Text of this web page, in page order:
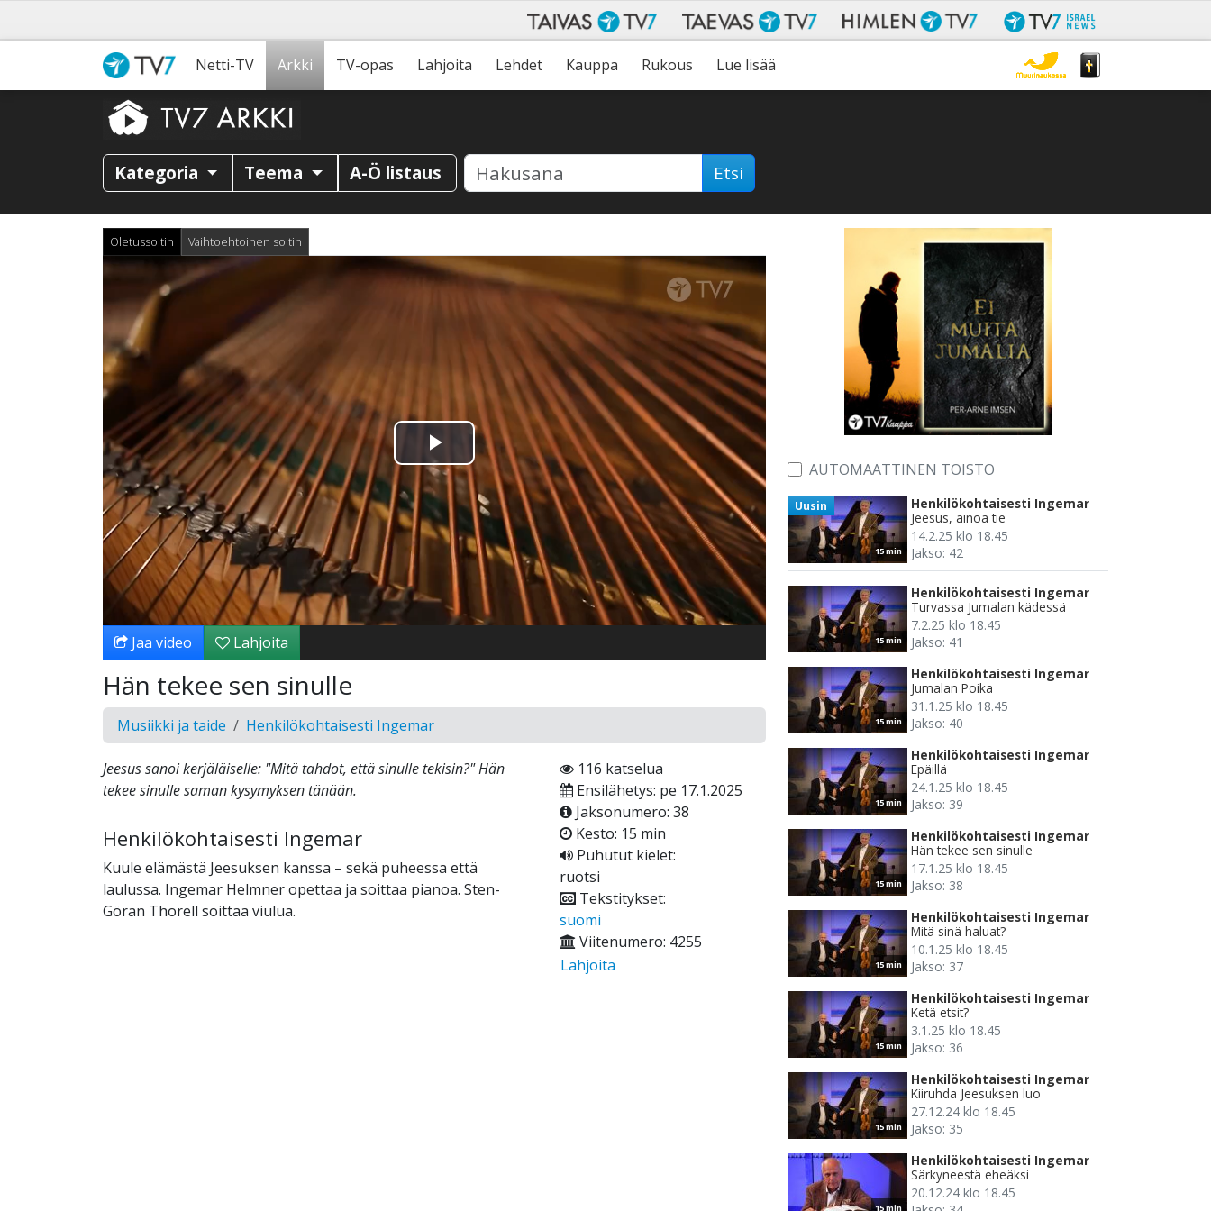
Netti-TV Arkki TV-opas Lahjoita Lehdet Kauppa Rukous Lue lisää
Kategoria Teema A-Ö listaus Etsi
Oletussoitin Vaihtoehtoinen soitin
Toista
Video
Jaa video Lahjoita
Hän tekee sen sinulle
Musiikki ja taide Henkilökohtaisesti Ingemar
Jeesus sanoi kerjäläiselle: "Mitä tahdot, että sinulle tekisin?" Hän
tekee sinulle saman kysymyksen tänään.
Henkilökohtaisesti Ingemar
Kuule elämästä Jeesuksen kanssa – sekä puheessa että
laulussa. Ingemar Helmner opettaa ja soittaa pianoa. Sten-
Göran Thorell soittaa viulua.
116 katselua
Ensilähetys: pe 17.1.2025
Jaksonumero: 38
Kesto: 15 min
Puhutut kielet:
ruotsi
Tekstitykset:
suomi
Viitenumero: 4255
Lahjoita
AUTOMAATTINEN TOISTO
15 min
Uusin
Henkilökohtaisesti Ingemar
Jeesus, ainoa tie
14.2.25 klo 18.45
Jakso: 42
15 min
Henkilökohtaisesti Ingemar
Turvassa Jumalan kädessä
7.2.25 klo 18.45
Jakso: 41
15 min
Henkilökohtaisesti Ingemar
Jumalan Poika
31.1.25 klo 18.45
Jakso: 40
15 min
Henkilökohtaisesti Ingemar
Epäillä
24.1.25 klo 18.45
Jakso: 39
15 min
Henkilökohtaisesti Ingemar
Hän tekee sen sinulle
17.1.25 klo 18.45
Jakso: 38
15 min
Henkilökohtaisesti Ingemar
Mitä sinä haluat?
10.1.25 klo 18.45
Jakso: 37
15 min
Henkilökohtaisesti Ingemar
Ketä etsit?
3.1.25 klo 18.45
Jakso: 36
15 min
Henkilökohtaisesti Ingemar
Kiiruhda Jeesuksen luo
27.12.24 klo 18.45
Jakso: 35
15 min
Henkilökohtaisesti Ingemar
Särkyneestä eheäksi
20.12.24 klo 18.45